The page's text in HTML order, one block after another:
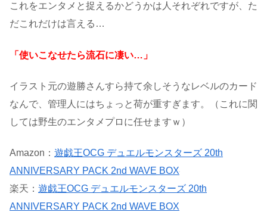
これをエンタメと捉えるかどうかは人それぞれですが、た
だこれだけは言える…
「使いこなせたら流石に凄い…」
イラスト元の遊勝さんすら持て余しそうなレベルのカード
なんで、管理人にはちょっと荷が重すぎます。（これに関
しては野生のエンタメプロに任せますｗ）
Amazon： 遊戯王OCG デュエルモンスターズ 20th
ANNIVERSARY PACK 2nd WAVE BOX
楽天： 遊戯王OCG デュエルモンスターズ 20th
ANNIVERSARY PACK 2nd WAVE BOX